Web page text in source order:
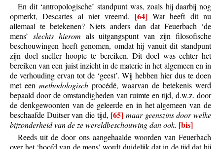
En dit ‘antropologische’ standpunt was, zoals hij daarbij nog
opmerkt, Descartes al niet vreemd. [64] Wat heeft dit nu
allemaal te betekenen? Niets anders dan dat Feuerbach ‘de
mens’ slechts hierom als uitgangspunt van zijn filosofische
beschouwingen heeft genomen, omdat hij vanuit dit standpunt
zijn doel sneller hoopte te bereiken. Dit doel was echter het
bereiken van een juist inzicht in de materie in het algemeen en in
de verhouding ervan tot de ‘geest’. Wij hebben hier dus te doen
met eenmethodologischprocédé, waarvan de betekenis werd
bepaald door de omstandigheden van ruimte en tijd, d.w.z. door
de denkgewoonten van de geleerde en in het algemeen van de
beschaafde Duitser van die tijd, [65] maar geenszins door welke
bijzonderheid van de ze wereldbeschouwing dan ook. [bis]
Reeds uit de door ons aangehaalde woorden van Feuerbach
over het ‘hoofd van de mens’ wordt duidelijk dat in de tijd dat hij